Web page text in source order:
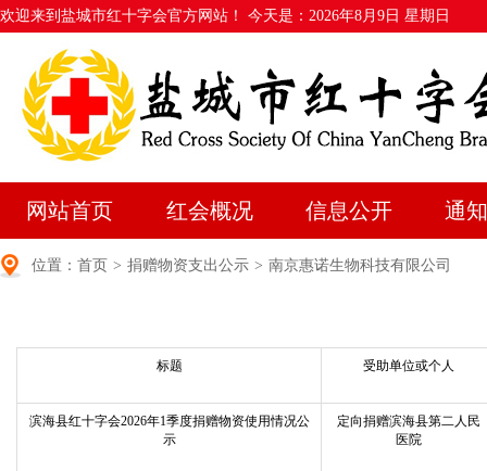
欢迎来到盐城市红十字会官方网站！ 今天是： 2026年8月9日 星期日
网站首页 红会概况 信息公开 通
位置： 首页 > 捐赠物资支出公示 > 南京惠诺生物科技有限公司
标题 受助单位或个人
滨海县红十字会2026年1季度捐赠物资使用情况公
示
定向捐赠滨海县第二人民
医院